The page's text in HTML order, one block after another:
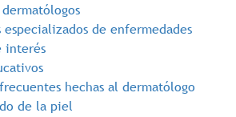
especializados de enfermedades
interés
hechas al dermatólogo
de la piel